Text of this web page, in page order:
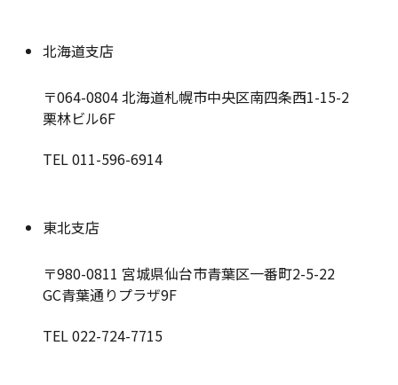
北海道支店
〒064-0804北海道札幌市中央区南四条西1-15-2
栗林ビル6F
TEL 011-596-6914
東北支店
〒980-0811 宮城県仙台市青葉区一番町2-5-22
GC青葉通りプラザ9F
TEL 022-724-7715